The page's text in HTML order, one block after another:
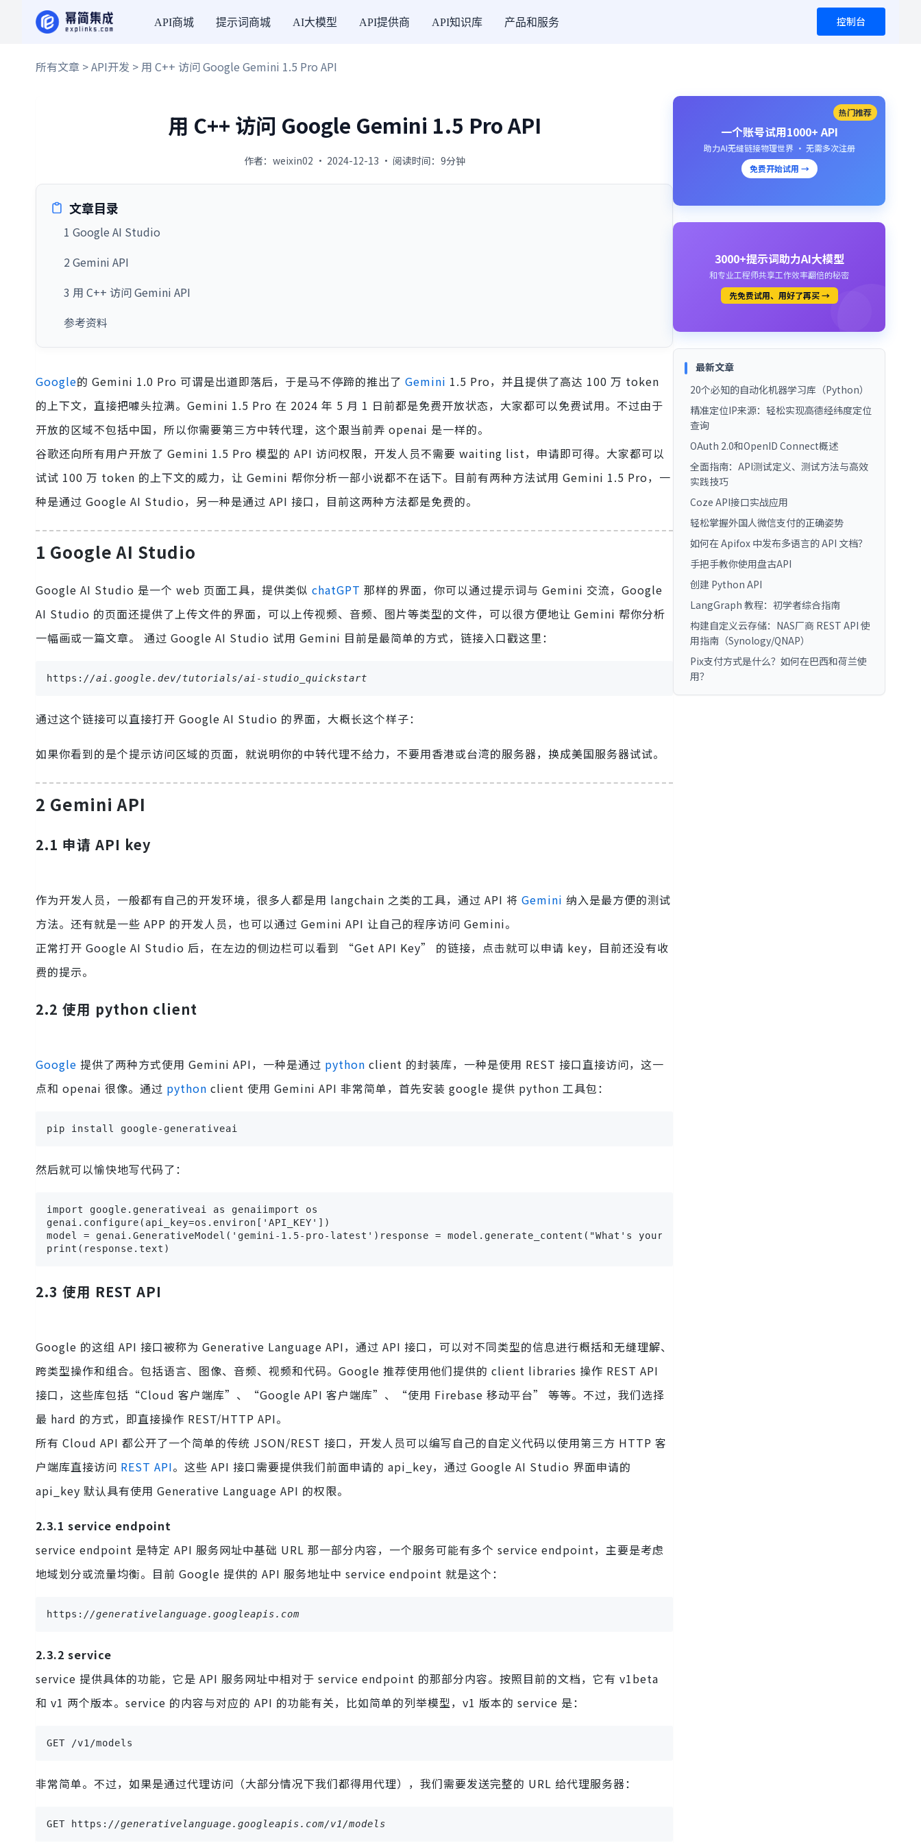
API商城 提示词商城 AI大模型 API提供商 API知识库 产品和服务 控制台
所有文章 >API开发 > 用 C++ 访问 Google Gemini 1.5 Pro API
用 C++ 访问 Google Gemini 1.5 Pro API
作者：weixin02 · 2024-12-13 · 阅读时间：9分钟
文章目录
1 Google AI Studio
2 Gemini API
3 用 C++ 访问 Gemini API
参考资料
Google的 Gemini 1.0 Pro 可谓是出道即落后，于是马不停蹄的推出了 Gemini 1.5 Pro，并且提供了高达 100 万 token
的上下文，直接把噱头拉满。Gemini 1.5 Pro 在 2024 年 5 月 1 日前都是免费开放状态，大家都可以免费试用。不过由于
开放的区域不包括中国，所以你需要第三方中转代理，这个跟当前弄 openai 是一样的。
谷歌还向所有用户开放了 Gemini 1.5 Pro 模型的 API 访问权限，开发人员不需要 waiting list，申请即可得。大家都可以
试试 100 万 token 的上下文的威力，让 Gemini 帮你分析一部小说都不在话下。目前有两种方法试用 Gemini 1.5 Pro，一
种是通过 Google AI Studio，另一种是通过 API 接口，目前这两种方法都是免费的。
1 Google AI Studio
Google AI Studio 是一个 web 页面工具，提供类似 chatGPT 那样的界面，你可以通过提示词与 Gemini 交流，Google
AI Studio 的页面还提供了上传文件的界面，可以上传视频、音频、图片等类型的文件，可以很方便地让 Gemini 帮你分析
一幅画或一篇文章。 通过 Google AI Studio 试用 Gemini 目前是最简单的方式，链接入口戳这里：
https: //ai.google.dev/tutorials/ai-studio_quickstart
通过这个链接可以直接打开 Google AI Studio 的界面，大概长这个样子：
如果你看到的是个提示访问区域的页面，就说明你的中转代理不给力，不要用香港或台湾的服务器，换成美国服务器试试。
2 Gemini API
2.1 申请 API key
作为开发人员，一般都有自己的开发环境，很多人都是用 langchain 之类的工具，通过 API 将 Gemini 纳入是最方便的测试
方法。还有就是一些 APP 的开发人员，也可以通过 Gemini API 让自己的程序访问 Gemini。
正常打开 Google AI Studio 后，在左边的侧边栏可以看到 “Get API Key” 的链接，点击就可以申请 key，目前还没有收
费的提示。
2.2 使用 python client
Google 提供了两种方式使用 Gemini API，一种是通过 python client 的封装库，一种是使用 REST 接口直接访问，这一
点和 openai 很像。通过 python client 使用 Gemini API 非常简单，首先安装 google 提供 python 工具包：
pip install google-generativeai
然后就可以愉快地写代码了：
import google.generativeai as genaiimport os
genai.configure(api_key=os.environ['API_KEY'])
model = genai.GenerativeModel('gemini-1.5-pro-latest')response = model.generate_content("What's your name?")
print(response.text)
2.3 使用 REST API
Google 的这组 API 接口被称为 Generative Language API，通过 API 接口，可以对不同类型的信息进行概括和无缝理解、
跨类型操作和组合。包括语言、图像、音频、视频和代码。Google 推荐使用他们提供的 client libraries 操作 REST API
接口，这些库包括“Cloud 客户端库”、“Google API 客户端库”、“使用 Firebase 移动平台” 等等。不过，我们选择
最 hard 的方式，即直接操作 REST/HTTP API。
所有 Cloud API 都公开了一个简单的传统 JSON/REST 接口，开发人员可以编写自己的自定义代码以使用第三方 HTTP 客
户端库直接访问 REST API。这些 API 接口需要提供我们前面申请的 api_key，通过 Google AI Studio 界面申请的
api_key 默认具有使用 Generative Language API 的权限。
2.3.1 service endpoint
service endpoint 是特定 API 服务网址中基础 URL 那一部分内容，一个服务可能有多个 service endpoint，主要是考虑
地域划分或流量均衡。目前 Google 提供的 API 服务地址中 service endpoint 就是这个：
https: //generativelanguage.googleapis.com
2.3.2 service
service 提供具体的功能，它是 API 服务网址中相对于 service endpoint 的那部分内容。按照目前的文档，它有 v1beta
和 v1 两个版本。service 的内容与对应的 API 的功能有关，比如简单的列举模型，v1 版本的 service 是：
GET /v1/models
非常简单。不过，如果是通过代理访问（大部分情况下我们都得用代理），我们需要发送完整的 URL 给代理服务器：
GET https: //generativelanguage.googleapis.com/v1/models
热门推荐
一个账号试用1000+ API
助力AI无缝链接物理世界 · 无需多次注册
免费开始试用 →
3000+提示词助力AI大模型
和专业工程师共享工作效率翻倍的秘密
先免费试用、用好了再买 →
最新文章
20个必知的自动化机器学习库（Python）
精准定位IP来源：轻松实现高德经纬度定位
查询
OAuth 2.0和OpenID Connect概述
全面指南：API测试定义、测试方法与高效
实践技巧
Coze API接口实战应用
轻松掌握外国人微信支付的正确姿势
如何在 Apifox 中发布多语言的 API 文档？
手把手教你使用盘古API
创建 Python API
LangGraph 教程：初学者综合指南
构建自定义云存储：NAS厂商 REST API 使
用指南（Synology/QNAP）
Pix支付方式是什么？如何在巴西和荷兰使
用？